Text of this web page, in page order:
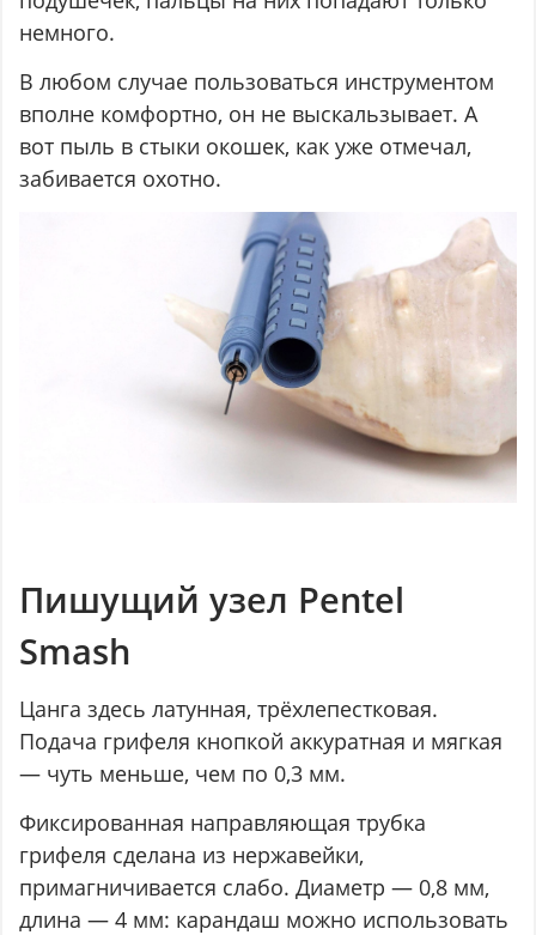
немного.
В любом случае пользоваться инструментом
вполне комфортно, он не выскальзывает. А
вот пыль в стыки окошек, как уже отмечал,
забивается охотно.
Пишущий узел Pentel
Smash
Цанга здесь латунная, трёхлепестковая.
Подача грифеля кнопкой аккуратная и мягкая
— чуть меньше, чем по 0,3 мм.
Фиксированная направляющая трубка
грифеля сделана из нержавейки,
примагничивается слабо. Диаметр — 0,8 мм,
длина — 4 мм: карандаш можно использовать